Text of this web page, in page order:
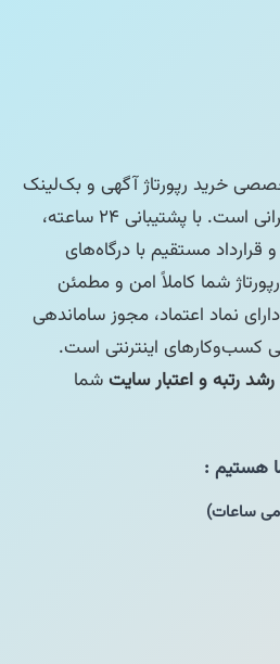
خرید رپورتاژ آگهی و بک‌لینک
از معتبرترین سایت‌های ایرانی است. با پشتیبانی ۲۴ ساعته،
مستقیم با درگاه‌های
شما کاملاً امن و مطمئن
نماد اعتماد، مجوز ساماندهی
اینترنتی است.
رشد رتبه و اعتبار سایتشما
ساعات)